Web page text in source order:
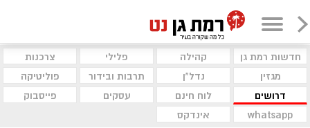
חדשות רמת גן קהילה פלילי
צרכנות
מגזין
נדל"ן תרבות ובידור
פוליטיקה
דרושים
לוח חינם עסקים
פייסבוק
whatsapp
אינדקס